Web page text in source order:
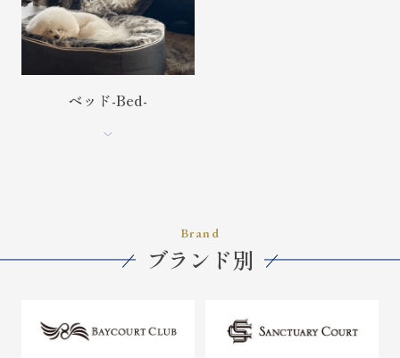
ベッド-Bed-
Brand
ブランド別